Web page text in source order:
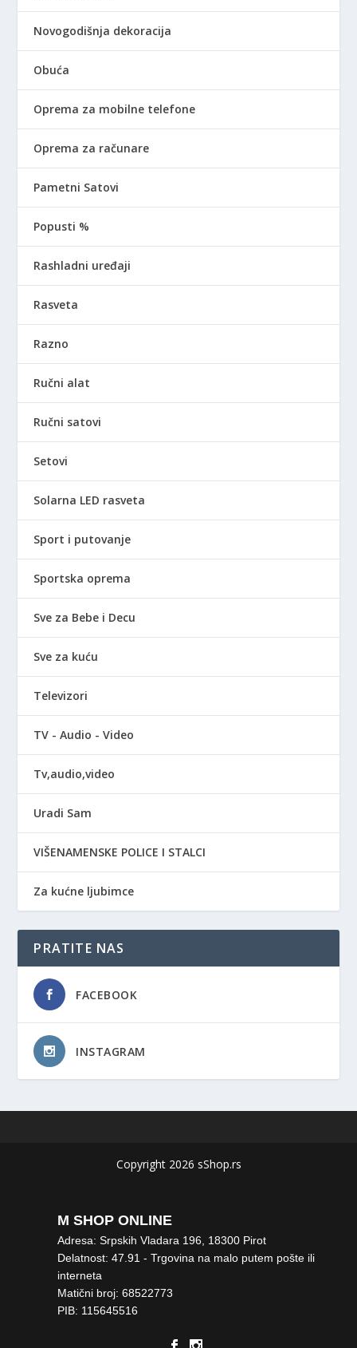
Novogodišnja dekoracija
Obuća
Oprema za mobilne telefone
Oprema za računare
Pametni Satovi
Popusti %
Rashladni uređaji
Rasveta
Razno
Ručni alat
Ručni satovi
Setovi
Solarna LED rasveta
Sport i putovanje
Sportska oprema
Sve za Bebe i Decu
Sve za kuću
Televizori
TV - Audio - Video
Tv,audio,video
Uradi Sam
VIŠENAMENSKE POLICE I STALCI
Za kućne ljubimce
PRATITE NAS
FACEBOOK
INSTAGRAM
Copyright 2026 sShop.rs
M SHOP ONLINE
Adresa: Srpskih Vladara 196, 18300 Pirot
Delatnost: 47.91 - Trgovina na malo putem pošte ili
interneta
Matični broj: 68522773
PIB: 115645516